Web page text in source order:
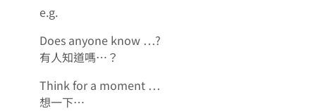
e.g.
Does anyone know …?
有人知道嗎…？
Think for a moment …
想一下…